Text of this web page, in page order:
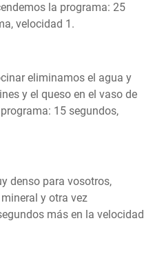
la programa: 25
velocidad 1.
eliminamos el agua y
y el queso en el vaso de
15 segundos,
denso para vosotros,
y otra vez
más en la velocidad